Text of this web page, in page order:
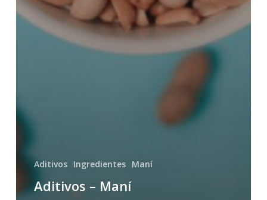
Aditivos Ingredientes Maní
Aditivos – Maní